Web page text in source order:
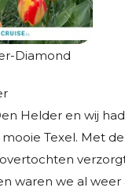
Helder en wij
Texel. Met
waren we al weer